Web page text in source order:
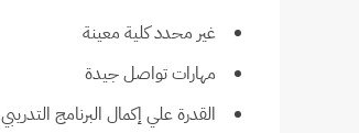
غير محدد كلية معينة
مهارات تواصل جيدة
القدرة علي إكمال البرنامج التدريبي